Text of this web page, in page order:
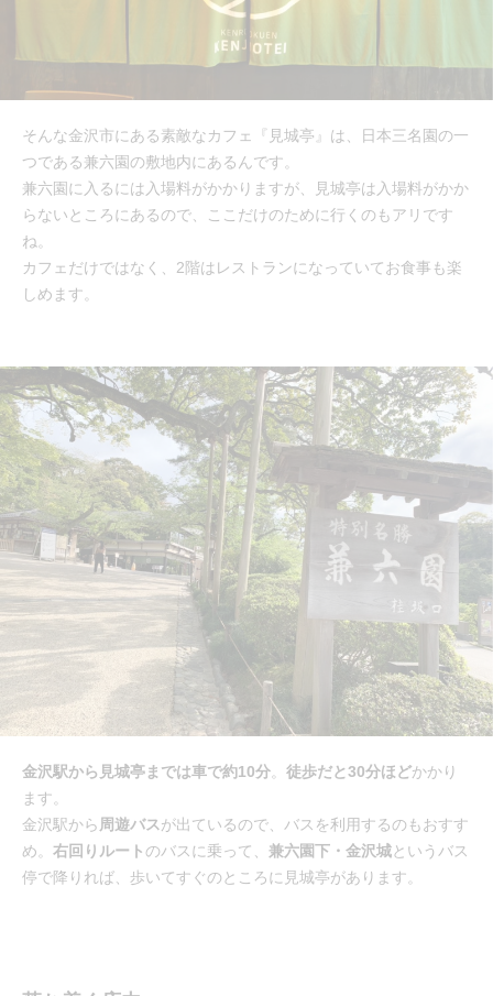
そんな金沢市にある素敵なカフェ『見城亭』は、日本三名園の一
つである兼六園の敷地内にあるんです。
兼六園に入るには入場料がかかりますが、見城亭は入場料がかか
らないところにあるので、ここだけのために行くのもアリです
ね。
カフェだけではなく、2階はレストランになっていてお食事も楽
しめます。
金沢駅から見城亭までは車で約10分。 徒歩だと30分ほどかかり
ます。
金沢駅から周遊バスが出ているので、バスを利用するのもおすす
め。 右回りルートのバスに乗って、 兼六園下・金沢城というバス
停で降りれば、歩いてすぐのところに見城亭があります。